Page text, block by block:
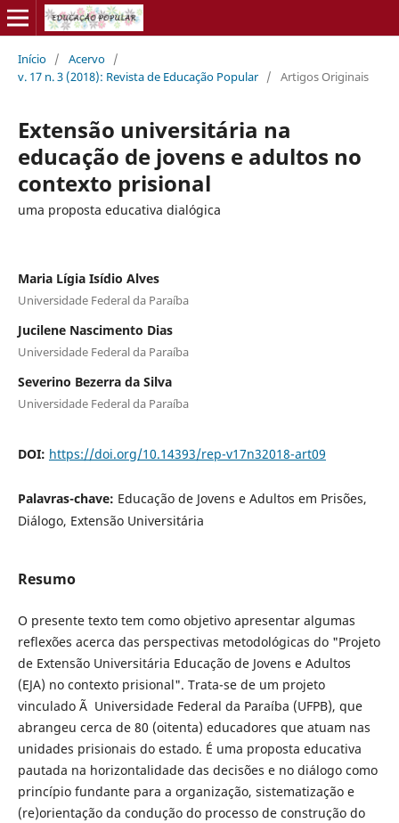
Início / Acervo /
v. 17 n. 3 (2018): Revista de Educação Popular / Artigos Originais
Extensão universitária na
educação de jovens e adultos no
contexto prisional
uma proposta educativa dialógica
Maria Lígia Isídio Alves
Universidade Federal da Paraíba
Jucilene Nascimento Dias
Universidade Federal da Paraíba
Severino Bezerra da Silva
Universidade Federal da Paraíba
DOI: https://doi.org/10.14393/rep-v17n32018-art09
Palavras-chave: Educação de Jovens e Adultos em Prisões,
Diálogo, Extensão Universitária
Resumo
O presente texto tem como objetivo apresentar algumas
reflexões acerca das perspectivas metodológicas do "Projeto
de Extensão Universitária Educação de Jovens e Adultos
(EJA) no contexto prisional". Trata-se de um projeto
vinculado Ã Universidade Federal da Paraíba (UFPB), que
abrangeu cerca de 80 (oitenta) educadores que atuam nas
unidades prisionais do estado. É uma proposta educativa
pautada na horizontalidade das decisões e no diálogo como
princípio fundante para a organização, sistematização e
(re)orientação da condução do processo de construção do